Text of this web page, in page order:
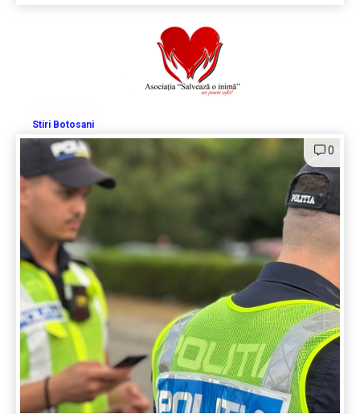
Stiri Botosani
0